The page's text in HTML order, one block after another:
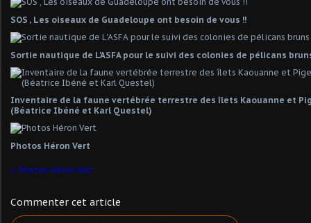
SOS , Les oiseaux de Guadeloupe ont besoin de vous !!
Sortie nautique de L'ASFA pour le suivi des colonies de pélicans
Inventaire de la faune vertébrée terrestre des îlets Kaouanne et
(Béatrice Ibéné et Karl Questel)
Photos Héron Vert
Photos Héron Vert
Commenter cet article